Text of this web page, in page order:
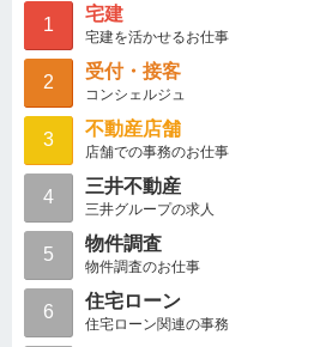
1
宅建
宅建を活かせるお仕事
2
受付・接客
コンシェルジュ
3
不動産店舗
店舗での事務のお仕事
4
三井不動産
三井グループの求人
5
物件調査
物件調査のお仕事
6
住宅ローン
住宅ローン関連の事務